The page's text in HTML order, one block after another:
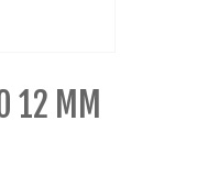
12 MM